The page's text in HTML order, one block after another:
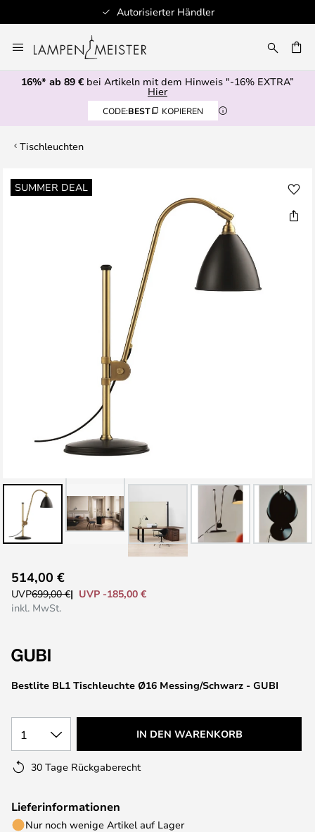
Autorisierter Händler
Inhalt
springen
16%* ab 89 € bei Artikeln mit dem Hinweis "-16% EXTRA”
Hier
CODE:BEST KOPIEREN
Tischleuchten
SUMMER DEAL
Zum
Ende
Anfang
der
Bestlite BL1 Tischleuchte Ø16 Messing/Schwarz - GUBI
514,00 €
UVP699,00 €
UVP -185,00 €
inkl. MwSt.
1 IN DEN WARENKORB
30 Tage Rückgaberecht
Lieferinformationen
Nur noch wenige Artikel auf Lager